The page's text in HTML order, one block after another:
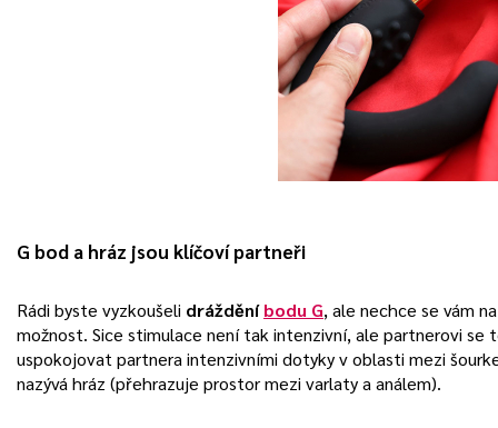
G bod a hráz jsou klíčoví partneři
Rádi byste vyzkoušeli drážděníbodu G, ale nechce se vám
možnost. Sice stimulace není tak intenzivní, ale partnerovi
uspokojovat partnera intenzivními dotyky v oblasti mezi
nazývá hráz (přehrazuje prostor mezi varlaty a análem).